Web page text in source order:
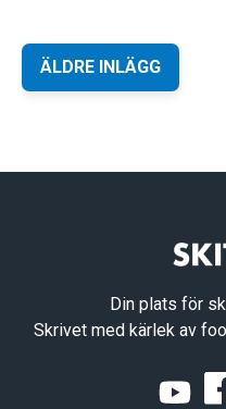
Inläggsnavigering
ÄLDRE INLÄGG
Din plats för
Skrivet med kärlek av